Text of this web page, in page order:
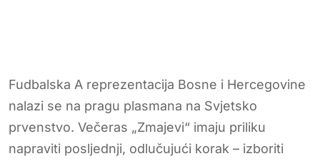
Fudbalska A reprezentacija Bosne i Hercegovine
nalazi se na pragu plasmana na Svjetsko
prvenstvo. Večeras „Zmajevi“ imaju priliku
napraviti posljednji, odlučujući korak – izboriti